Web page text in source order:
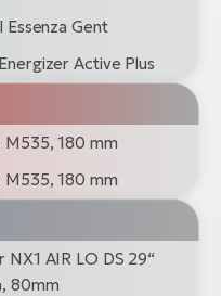
Essenza Gent
Active Plus
M535, 180 mm
M535, 180 mm
NX1 AIR LO DS 29“
80mm